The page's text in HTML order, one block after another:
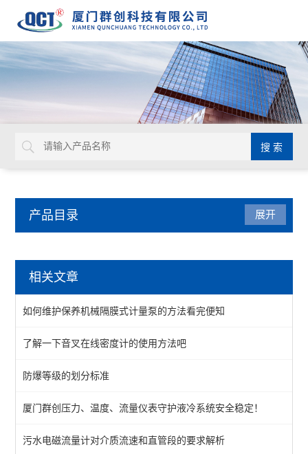
产品目录
+GF+
中国台湾FTB压力表
德国西门子仪表
德国WIKA威卡
布莱迪仪表
查看全部 >>
展开
相关文章
如何维护保养机械隔膜式计量泵的方法看完便知
了解一下音叉在线密度计的使用方法吧
防爆等级的划分标准
厦门群创压力、温度、流量仪表守护液冷系统安全稳定！
污水电磁流量计对介质流速和直管段的要求解析